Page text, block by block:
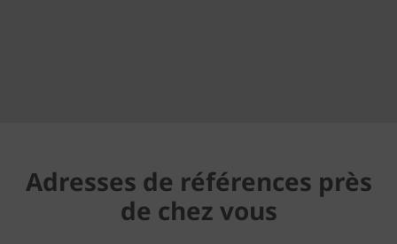
Adresses de références près
de chez vous